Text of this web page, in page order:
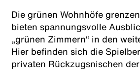
Die grünen Wohnhöfe
bieten spannungsvolle
„grünen Zimmern“ in den
Hier befinden sich die
privaten Rückzugsnischen